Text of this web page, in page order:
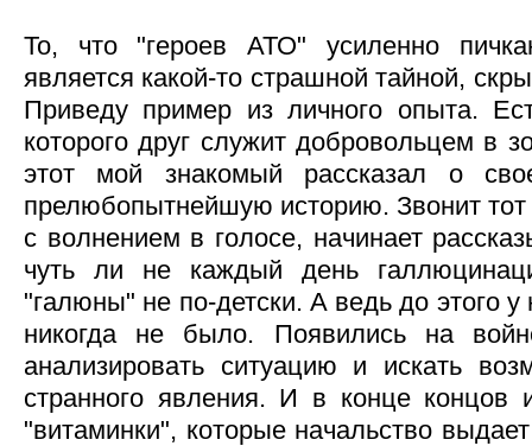
То, что "героев АТО" усиленно
является какой-то страшной тайной,
Приведу пример из личного опыта.
которого друг служит добровольцем в
этот мой знакомый рассказал о
прелюбопытнейшую историю. Звонит тот
с волнением в голосе, начинает
чуть ли не каждый день
"галюны" не по-детски. А ведь до этого
никогда не было. Появились на
анализировать ситуацию и искать
странного явления. И в конце концов
"витаминки", которые начальство